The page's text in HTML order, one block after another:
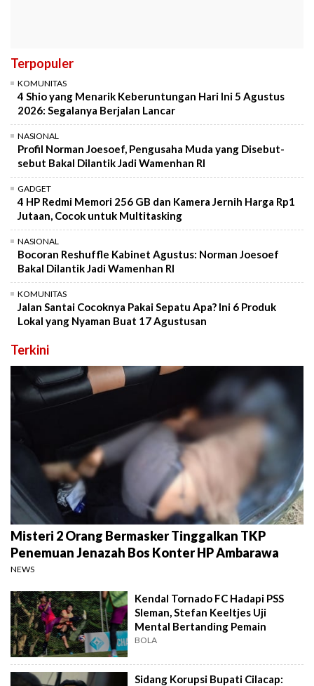
Terpopuler
KOMUNITAS
4 Shio yang Menarik Keberuntungan Hari Ini 5 Agustus
2026: Segalanya Berjalan Lancar
NASIONAL
Profil Norman Joesoef, Pengusaha Muda yang Disebut-
sebut Bakal Dilantik Jadi Wamenhan RI
GADGET
4 HP Redmi Memori 256 GB dan Kamera Jernih Harga Rp1
Jutaan, Cocok untuk Multitasking
NASIONAL
Bocoran Reshuffle Kabinet Agustus: Norman Joesoef
Bakal Dilantik Jadi Wamenhan RI
KOMUNITAS
Jalan Santai Cocoknya Pakai Sepatu Apa? Ini 6 Produk
Lokal yang Nyaman Buat 17 Agustusan
Terkini
Misteri 2 Orang Bermasker Tinggalkan TKP
Penemuan Jenazah Bos Konter HP Ambarawa
NEWS
Kendal Tornado FC Hadapi PSS
Sleman, Stefan Keeltjes Uji
Mental Bertanding Pemain
BOLA
Sidang Korupsi Bupati Cilacap: